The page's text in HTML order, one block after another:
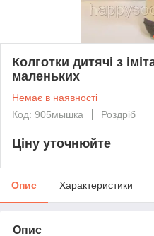
Колготки дитячі з
маленьких
Немає в наявності
Код: 905мышка
Роздріб
Ціну уточнюйте
Опис Характеристики
Опис